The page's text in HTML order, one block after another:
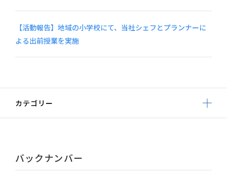
【活動報告】地域の小学校にて、当社シェフとプランナーに
よる出前授業を実施
カテゴリー
バックナンバー